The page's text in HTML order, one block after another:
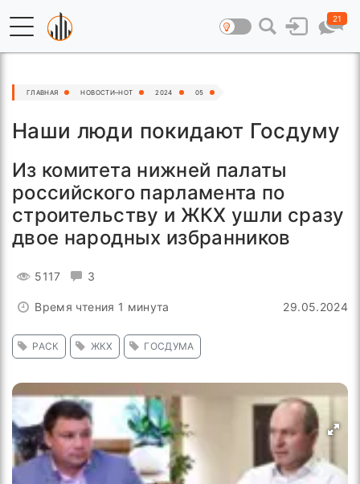
21
ГЛАВНАЯ НОВОСТИ–HOT 2024 05
Наши люди покидают Госдуму
Из комитета нижней палаты
российского парламента по
строительству и ЖКХ ушли сразу
двое народных избранников
5117 3
Время чтения 1 минута 29.05.2024
РАСК ЖКХ ГОСДУМА